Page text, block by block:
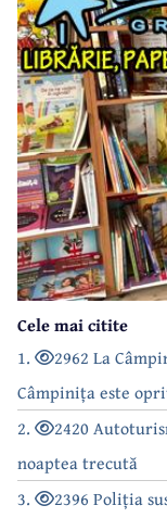
Cele mai citite
1.
2962 La
Câmpinița este
2.
2420
noaptea trecută
3.
2396 Poliția